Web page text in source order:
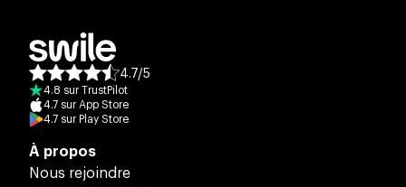
Note moyenne des avis :
4.7/5
4.8 sur TrustPilot
4.7 sur App Store
4.7 sur Play Store
À propos
Nous rejoindre